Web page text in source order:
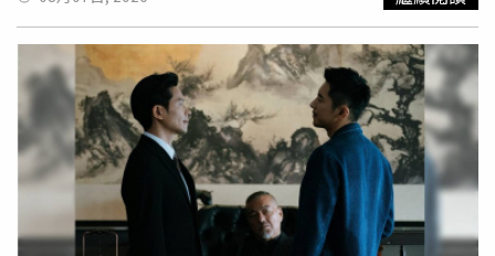
入婚姻；而彭小刀在妻子懷孕期間，只要工作允許，都會盡
量陪伴照顧，有求必應，夫妻恩愛形象曾讓不少親友相當稱
羨。彭小刀早年演出《薰衣草》、《MVP情人》等偶像劇打
開知名度，2002年加入5566後迅速走紅亞洲，不過2003年
錄影時因後空翻失誤重摔，造成腰椎重傷，演藝工作一度中
斷，之後赴美接受治療，並逐步轉型幕後，投入藝人經紀、
影視、文創及演唱會投資等事業，成功開創第二事業。如
今，這段走過14年的婚姻低調畫下句點，也讓昔日被視為演
藝圈與豪門聯姻代表的佳話成為回憶。
釐清，他認為當初散播錯誤指控者，應為相關言論負起責
任，向社會說明並道歉。對於慈濟在本案中的角色，陳時中
表示，慈濟屬於受害者，真正應受到譴責的是涉嫌詐騙的不
法人士，案件細節仍有待司法機關持續調查釐清。陳時中指
出，疫情最嚴峻時，社會對疫苗需求十分迫切，也讓詐騙 集
團有機可乘，利用民眾焦急心理行騙。他提醒，無論是當時
或未來，類似詐騙案件都可能發生，民眾在面臨重大事件或
急迫需求時，更應提高警覺，避免受騙。陳時中表示，當時
政府已多次提醒，個人或單一民間團體幾乎不可能直接向疫
苗原廠取得疫苗，若無法提出正式出貨證明，就應高度懷疑